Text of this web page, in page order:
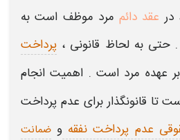
در عقد دائممرد موظف است به
حتی به لحاظ قانونی ، پرداخت
بر عهده مرد است . اهمیت انجام
تا قانونگذار برای عدم پرداخت
عدم پرداخت نفقه و ضمانت